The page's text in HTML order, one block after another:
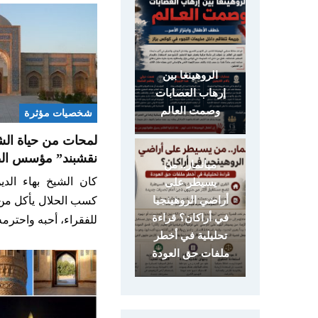
شخصيات مؤثرة
لمحات من حياة
نقشبند” مؤسس
كان الشيخ بهاء
كسب الحلال يأكل
للفقراء، أحبه
الروهينغا بين
إرهاب العصابات
وصمت العالم
ميانمار.. من
يسيطر على
أراضي الروهينجيا
في أراكان؟ قراءة
تحليلية في أخطر
ملفات حق العودة